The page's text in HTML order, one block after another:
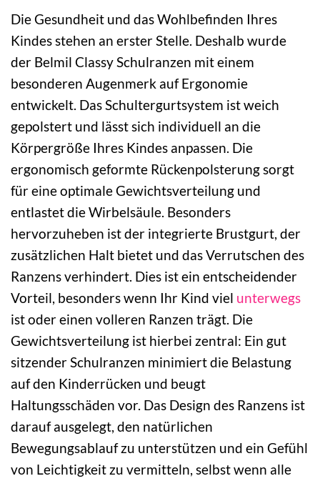
Die Gesundheit und das Wohlbefinden Ihres
Kindes stehen an erster Stelle. Deshalb wurde
der Belmil Classy Schulranzen mit einem
besonderen Augenmerk auf Ergonomie
entwickelt. Das Schultergurtsystem ist weich
gepolstert und lässt sich individuell an die
Körpergröße Ihres Kindes anpassen. Die
ergonomisch geformte Rückenpolsterung sorgt
für eine optimale Gewichtsverteilung und
entlastet die Wirbelsäule. Besonders
hervorzuheben ist der integrierte Brustgurt, der
zusätzlichen Halt bietet und das Verrutschen des
Ranzens verhindert. Dies ist ein entscheidender
Vorteil, besonders wenn Ihr Kind viel unterwegs
ist oder einen volleren Ranzen trägt. Die
Gewichtsverteilung ist hierbei zentral: Ein gut
sitzender Schulranzen minimiert die Belastung
auf den Kinderrücken und beugt
Haltungsschäden vor. Das Design des Ranzens ist
darauf ausgelegt, den natürlichen
Bewegungsablauf zu unterstützen und ein Gefühl
von Leichtigkeit zu vermitteln, selbst wenn alle